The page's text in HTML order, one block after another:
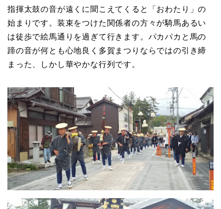
指揮太鼓の音が遠くに聞こえてくると「おわたり」の
始まりです。装束をつけた関係者の方々が騎馬あるい
は徒歩で絵馬通りを過ぎて行きます。パカパカと馬の
蹄の音が何とも心地良く多賀まつりならではの引き締
まった、しかし華やかな行列です。